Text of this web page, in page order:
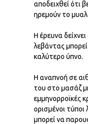
αποδειχθεί ότι
ηρεμούν το
Η έρευνα
λεβάντας
καλύτερο ύπνο.
Η αναπνοή σε
του στο μασάζ
εμμηνορροϊκές
ορισμένοι
μπορεί να